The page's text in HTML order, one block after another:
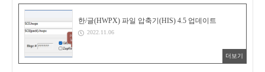
한/글(HWPX) 파일 압축기(HIS) 4.5 업데이트
2022.11.06
더보기